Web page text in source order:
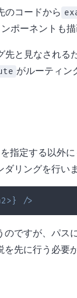
のコードから
ポーネントも描
先と見なされる
がルーティン
指定する以外に
リングを行いま
> } />
ですが、パス
を先に行う必要